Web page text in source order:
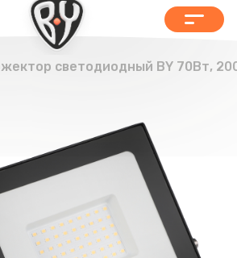
светодиодный BY 70Вт,